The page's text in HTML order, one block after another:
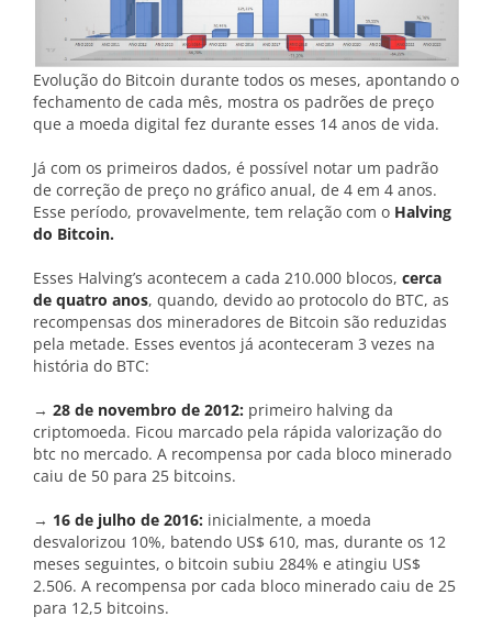
Evolução do Bitcoin durante todos os meses, apontando o
fechamento de cada mês, mostra os padrões de preço
que a moeda digital fez durante esses 14 anos de vida.
Já com os primeiros dados, é possível notar um padrão
de correção de preço no gráfico anual, de 4 em 4 anos.
Esse período, provavelmente, tem relação com o Halving
do Bitcoin.
Esses Halving’s acontecem a cada 210.000 blocos, cerca
de quatro anos, quando, devido ao protocolo do BTC, as
recompensas dos mineradores de Bitcoin são reduzidas
pela metade. Esses eventos já aconteceram 3 vezes na
história do BTC:
→ 28 de novembro de 2012: primeiro halving da
criptomoeda. Ficou marcado pela rápida valorização do
btc no mercado. A recompensa por cada bloco minerado
caiu de 50 para 25 bitcoins.
→ 16 de julho de 2016: inicialmente, a moeda
desvalorizou 10%, batendo US$ 610, mas, durante os 12
meses seguintes, o bitcoin subiu 284% e atingiu US$
2.506. A recompensa por cada bloco minerado caiu de 25
para 12,5 bitcoins.